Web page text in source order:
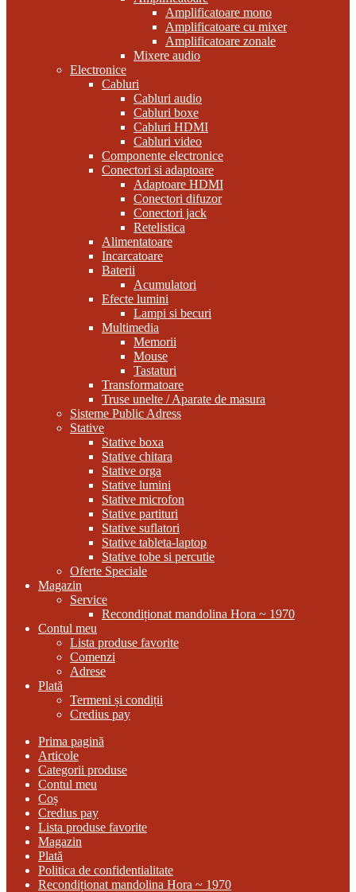
Amplificatoare mono
Amplificatoare cu mixer
Amplificatoare zonale
Mixere audio
Electronice
Cabluri
Cabluri audio
Cabluri boxe
Cabluri HDMI
Cabluri video
Componente electronice
Conectori si adaptoare
Adaptoare HDMI
Conectori difuzor
Conectori jack
Retelistica
Alimentatoare
Incarcatoare
Baterii
Acumulatori
Efecte lumini
Lampi si becuri
Multimedia
Memorii
Mouse
Tastaturi
Transformatoare
Truse unelte / Aparate de masura
Sisteme Public Adress
Stative
Stative boxa
Stative chitara
Stative orga
Stative lumini
Stative microfon
Stative partituri
Stative suflatori
Stative tableta-laptop
Stative tobe si percutie
Oferte Speciale
Magazin
Service
Recondiționat mandolina Hora ~ 1970
Contul meu
Lista produse favorite
Comenzi
Adrese
Plată
Termeni și condiții
Credius pay
Prima pagină
Articole
Categorii produse
Contul meu
Coș
Credius pay
Lista produse favorite
Magazin
Plată
Politica de confidentialitate
Recondiționat mandolina Hora ~ 1970